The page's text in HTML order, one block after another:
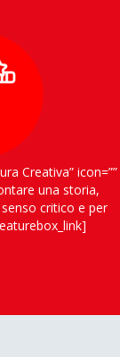
Creativa” icon=””
una storia,
senso critico e per